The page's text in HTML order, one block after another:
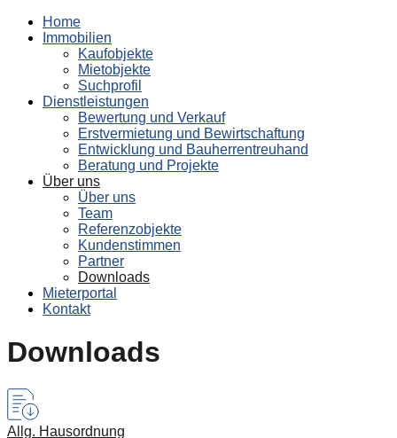
Home
Immobilien
Kaufobjekte
Mietobjekte
Suchprofil
Dienstleistungen
Bewertung und Verkauf
Erstvermietung und Bewirtschaftung
Entwicklung und Bauherrentreuhand
Beratung und Projekte
Über uns
Über uns
Team
Referenzobjekte
Kundenstimmen
Partner
Downloads
Mieterportal
Kontakt
Downloads
Allg. Hausordnung